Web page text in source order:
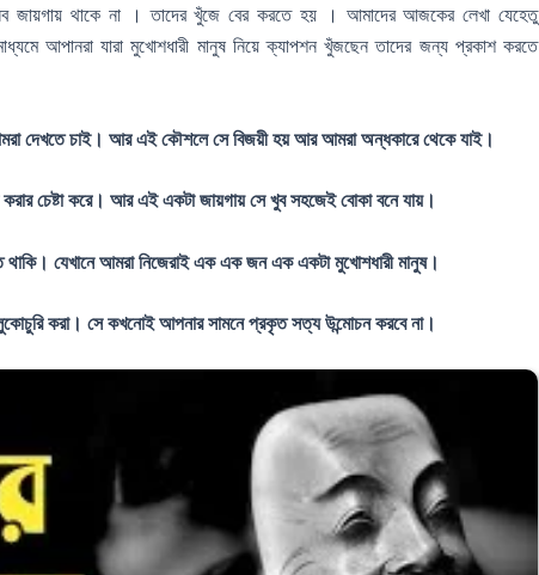
জায়গায় থাকে না । তাদের খুঁজে বের করতে হয় । আমাদের আজকের লেখা যেহেতু
আপানরা যারা মুখোশধারী মানুষ নিয়ে ক্যাপশন খুঁজছেন তাদের জন্য প্রকাশ করতে
আমরা দেখতে চাই। আর এই কৌশলে সে বিজয়ী হয় আর আমরা অন্ধকারে থেকে যাই।
চেষ্টা করে। আর এই একটা জায়গায় সে খুব সহজেই বোকা বনে যায়।
যেখানে আমরা নিজেরাই এক এক জন এক একটা মুখোশধারী মানুষ।
করা। সে কখনোই আপনার সামনে প্রকৃত সত্য উন্মোচন করবে না।